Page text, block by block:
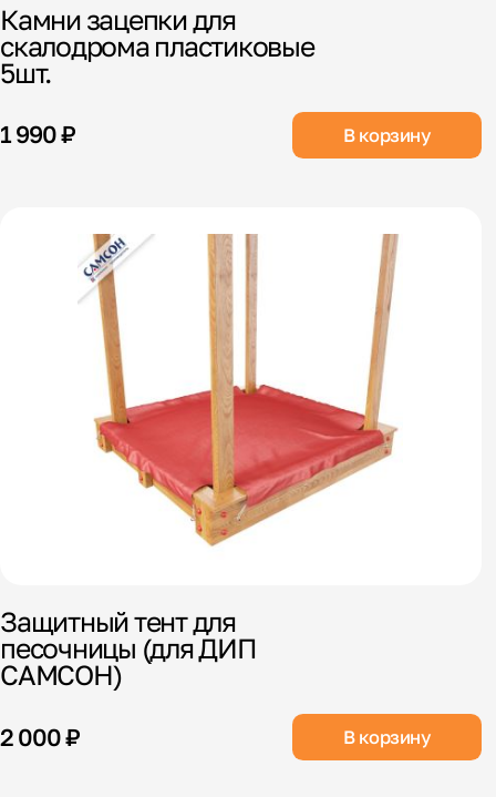
Камни зацепки для
скалодрома пластиковые
5шт.
1 990 ₽ В корзину
Защитный тент для
песочницы (для ДИП
САМСОН)
2 000 ₽ В корзину